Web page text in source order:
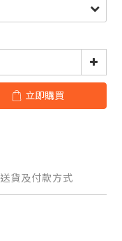
立即購買
送貨及付款方式